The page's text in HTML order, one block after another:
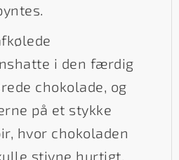
i den færdig
chokolade, og
på et stykke
hvor chokoladen
stivne hurtigt,